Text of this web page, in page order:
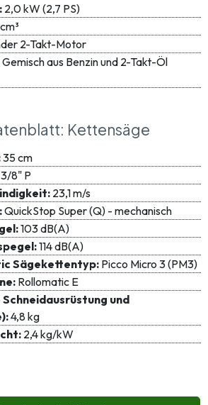
2,0 kW (2,7 PS)
2-Takt-Motor
Gemisch aus Benzin und 2-Takt-Öl
Kettensäge
35 cm
3/8" P
23,1 m/s
QuickStop Super (Q) - mechanisch
103 dB(A)
114 dB(A)
Sägekettentyp: Picco Micro 3 (PM3)
Rollomatic E
und
4,8 kg
2,4 kg/kW